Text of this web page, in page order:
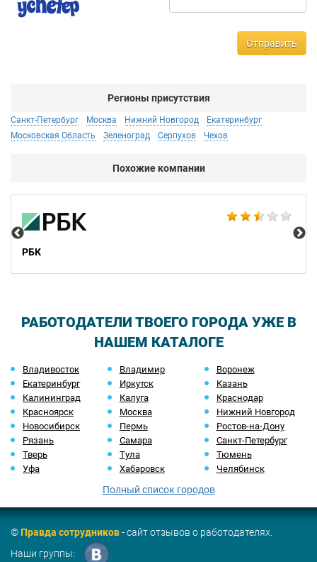
Отправить
Регионы присутствия
Санкт-Петербург Москва Нижний Новгород
Екатеринбург
Московская Область
Зеленоград Серпухов Чехов
Похожие компании
РБК
РАБОТОДАТЕЛИ ТВОЕГО ГОРОДА УЖЕ В
НАШЕМ КАТАЛОГЕ
Владивосток Владимир
Воронеж
Екатеринбург
Иркутск
Казань
Калининград
Калуга
Краснодар
Красноярск
Москва
Нижний Новгород
Новосибирск
Пермь
Ростов-на-Дону
Рязань
Самара
Санкт-Петербург
Тверь
Тула
Тюмень
Уфа
Хабаровск Челябинск
Полный список городов
©Правда сотрудников- сайт отзывов о работодателях.
Наши группы: